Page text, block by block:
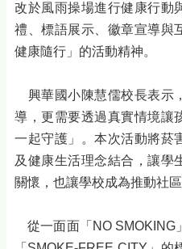
改於風雨操場進行健康行動
禮、標語展示、徽章宣導與
健康隨行」的活動精神。
興華國小陳慧儒校長表示
導，更需要透過真實情境讓
一起守護」。本次活動將菸
及健康生活理念結合，讓學
關懷，也讓學校成為推動社
從一面面「NO SMOKING